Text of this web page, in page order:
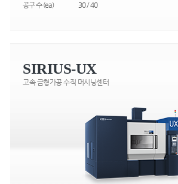
공구 수 (ea)
30 / 40
SIRIUS-UX
고속 금형가공 수직 머시닝센터